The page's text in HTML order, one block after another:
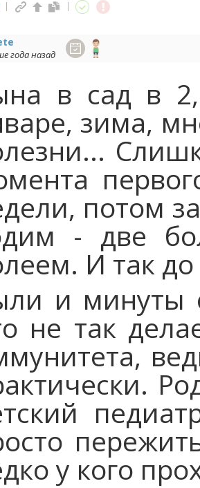
года назад
в сад в
зима,
потом
- две
И так
и минуты
не так
у кого